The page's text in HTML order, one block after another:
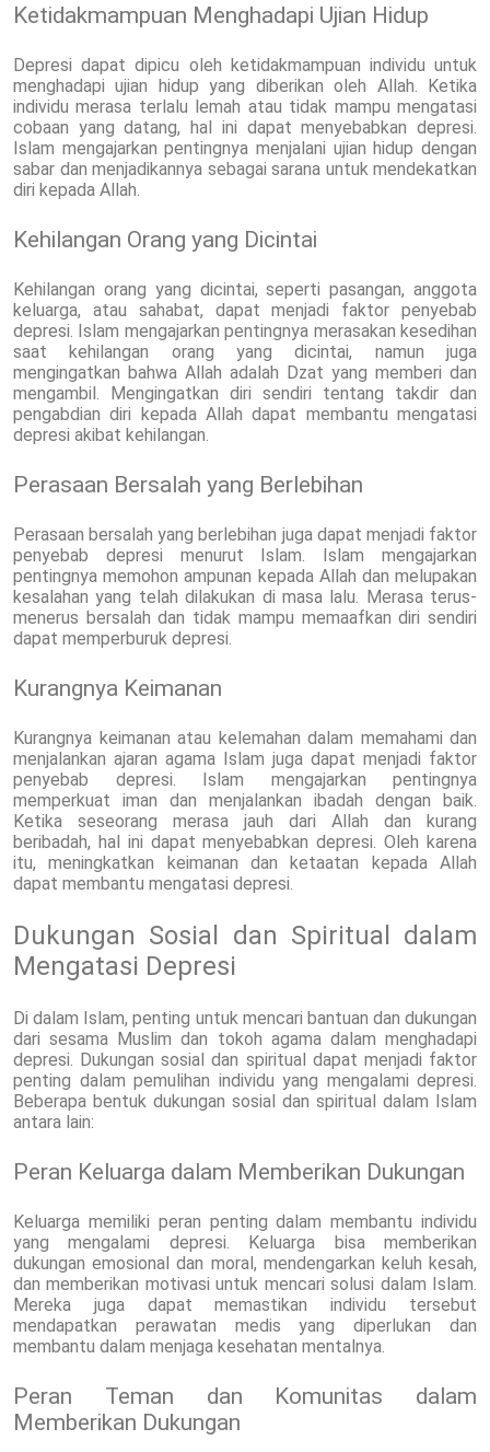
Ketidakmampuan Menghadapi Ujian Hidup
Depresi dapat dipicu oleh ketidakmampuan individu untuk
menghadapi ujian hidup yang diberikan oleh Allah. Ketika
individu merasa terlalu lemah atau tidak mampu mengatasi
cobaan yang datang, hal ini dapat menyebabkan depresi.
Islam mengajarkan pentingnya menjalani ujian hidup dengan
sabar dan menjadikannya sebagai sarana untuk mendekatkan
diri kepada Allah.
Kehilangan Orang yang Dicintai
Kehilangan orang yang dicintai, seperti pasangan, anggota
keluarga, atau sahabat, dapat menjadi faktor penyebab
depresi. Islam mengajarkan pentingnya merasakan kesedihan
saat kehilangan orang yang dicintai, namun juga
mengingatkan bahwa Allah adalah Dzat yang memberi dan
mengambil. Mengingatkan diri sendiri tentang takdir dan
pengabdian diri kepada Allah dapat membantu mengatasi
depresi akibat kehilangan.
Perasaan Bersalah yang Berlebihan
Perasaan bersalah yang berlebihan juga dapat menjadi faktor
penyebab depresi menurut Islam. Islam mengajarkan
pentingnya memohon ampunan kepada Allah dan melupakan
kesalahan yang telah dilakukan di masa lalu. Merasa terus-
menerus bersalah dan tidak mampu memaafkan diri sendiri
dapat memperburuk depresi.
Kurangnya Keimanan
Kurangnya keimanan atau kelemahan dalam memahami dan
menjalankan ajaran agama Islam juga dapat menjadi faktor
penyebab depresi. Islam mengajarkan pentingnya
memperkuat iman dan menjalankan ibadah dengan baik.
Ketika seseorang merasa jauh dari Allah dan kurang
beribadah, hal ini dapat menyebabkan depresi. Oleh karena
itu, meningkatkan keimanan dan ketaatan kepada Allah
dapat membantu mengatasi depresi.
Dukungan Sosial dan Spiritual dalam
Mengatasi Depresi
Di dalam Islam, penting untuk mencari bantuan dan dukungan
dari sesama Muslim dan tokoh agama dalam menghadapi
depresi. Dukungan sosial dan spiritual dapat menjadi faktor
penting dalam pemulihan individu yang mengalami depresi.
Beberapa bentuk dukungan sosial dan spiritual dalam Islam
antara lain:
Peran Keluarga dalam Memberikan Dukungan
Keluarga memiliki peran penting dalam membantu individu
yang mengalami depresi. Keluarga bisa memberikan
dukungan emosional dan moral, mendengarkan keluh kesah,
dan memberikan motivasi untuk mencari solusi dalam Islam.
Mereka juga dapat memastikan individu tersebut
mendapatkan perawatan medis yang diperlukan dan
membantu dalam menjaga kesehatan mentalnya.
Peran Teman dan Komunitas dalam
Memberikan Dukungan